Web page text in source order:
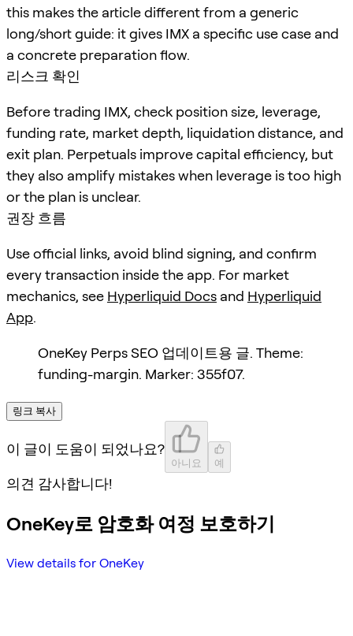
this makes the article different from a generic
long/short guide: it gives IMX a specific use case and
a concrete preparation flow.
리스크 확인
Before trading IMX, check position size, leverage,
funding rate, market depth, liquidation distance, and
exit plan. Perpetuals improve capital efficiency, but
they also amplify mistakes when leverage is too high
or the plan is unclear.
권장 흐름
Use official links, avoid blind signing, and confirm
every transaction inside the app. For market
mechanics, see Hyperliquid Docs and Hyperliquid
App.
OneKey Perps SEO 업데이트용 글. Theme:
funding-margin. Marker: 355f07.
링크 복사
이 글이 도움이 되었나요?
아니요 예
의견 감사합니다!
OneKey로 암호화 여정 보호하기
View details for OneKey